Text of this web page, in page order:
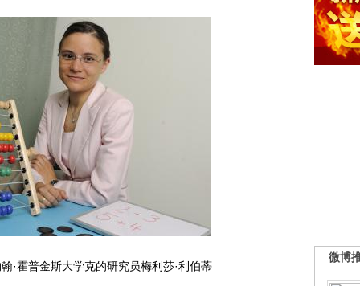
微博
·霍普金斯大学克的研究员梅利莎·利伯蒂